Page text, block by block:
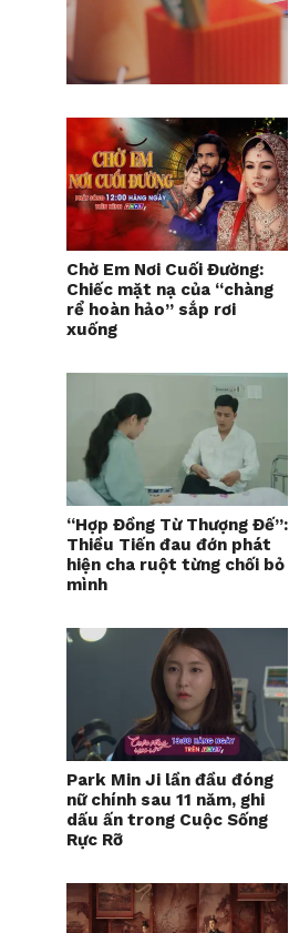
Chờ Em Nơi Cuối Đường:
Chiếc mặt nạ của “chàng
rể hoàn hảo” sắp rơi
xuống
“Hợp Đồng Từ Thượng Đế”:
Thiều Tiến đau đớn phát
hiện cha ruột từng chối bỏ
mình
Park Min Ji lần đầu đóng
nữ chính sau 11 năm, ghi
dấu ấn trong Cuộc Sống
Rực Rỡ